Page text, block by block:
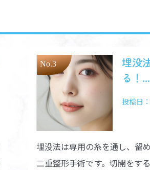
埋没
る！...
投稿日
埋没法は専用の糸を通し、留
二重整形手術です。切開をす